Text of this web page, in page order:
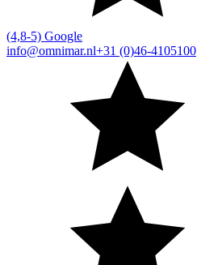
(4,8-5) Google
info@omnimar.nl+31 (0)46-4105100